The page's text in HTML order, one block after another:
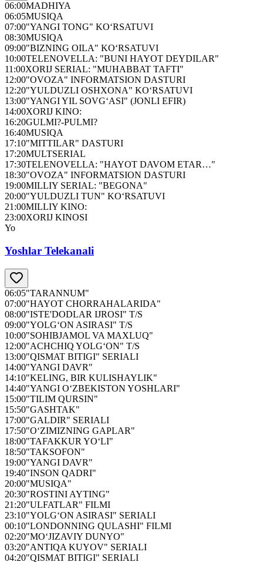
06:00MADHIYA
06:05MUSIQA
07:00"YANGI TONG" KO‘RSATUVI
08:30MUSIQA
09:00"BIZNING OILA" KO‘RSATUVI
10:00TELENOVELLA: "BUNI HAYOT DEYDILAR"
11:00XORIJ SERIAL: "MUHABBAT TAFTI"
12:00"OVOZA" INFORMATSION DASTURI
12:20"YULDUZLI OSHXONA" KO‘RSATUVI
13:00"YANGI YIL SOVG‘ASI" (JONLI EFIR)
14:00XORIJ KINO:
16:20GULMI?-PULMI?
16:40MUSIQA
17:10"MITTILAR" DASTURI
17:20MULTSERIAL
17:30TELENOVELLA: "HAYOT DAVOM ETAR…"
18:30"OVOZA" INFORMATSION DASTURI
19:00MILLIY SERIAL: "BEGONA"
20:00"YULDUZLI TUN" KO‘RSATUVI
21:00MILLIY KINO:
23:00XORIJ KINOSI
Yo
Yoshlar Telekanali
06:05"TARANNUM"
07:00"HAYOT CHORRAHALARIDA"
08:00"ISTE'DODLAR IJROSI" T/S
09:00"YOLG‘ON ASIRASI" T/S
10:00"SOHIBJAMOL VA MAXLUQ"
12:00"ACHCHIQ YOLG‘ON" T/S
13:00"QISMAT BITIGI" SERIALI
14:00"YANGI DAVR"
14:10"KELING, BIR KULISHAYLIK"
14:40"YANGI O‘ZBEKISTON YOSHLARI"
15:00"TILIM QURSIN"
15:50"GASHTAK"
17:00"GALDIR" SERIALI
17:50"O‘ZIMIZNING GAPLAR"
18:00"TAFAKKUR YO‘LI"
18:50"TAKSOFON"
19:00"YANGI DAVR"
19:40"INSON QADRI"
20:00"MUSIQA"
20:30"ROSTINI AYTING"
21:20"ULFATLAR" FILMI
23:10"YOLG‘ON ASIRASI" SERIALI
00:10"LONDONNING QULASHI" FILMI
02:20"MO‘JIZAVIY DUNYO"
03:20"ANTIQA KUYOV" SERIALI
04:20"QISMAT BITIGI" SERIALI